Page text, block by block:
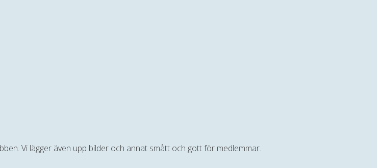
Vi lägger även upp bilder och annat smått och gott för medlemmar.